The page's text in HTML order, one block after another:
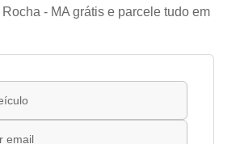
- MA grátis e parcele tudo em